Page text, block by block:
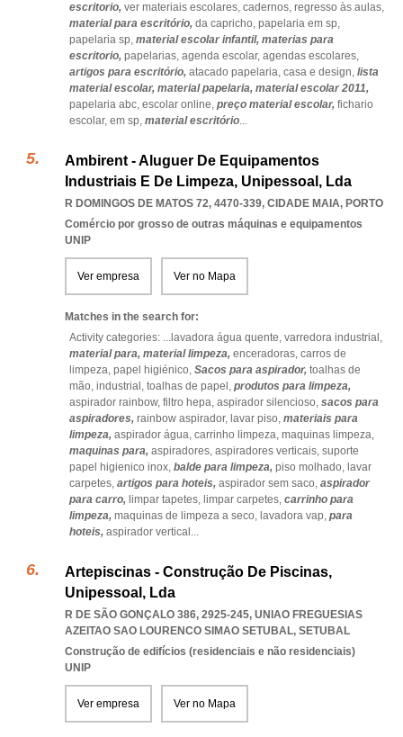
escritorio, ver materiais escolares, cadernos, regresso às aulas,
material para escritório, da capricho, papelaria em sp,
papelaria sp, material escolar infantil, materias para
escritorio, papelarias, agenda escolar, agendas escolares,
artigos para escritório, atacado papelaria, casa e design, lista
material escolar, material papelaria, material escolar 2011,
papelaria abc, escolar online, preço material escolar, fichario
escolar, em sp, material escritório...
Ambirent - Aluguer De Equipamentos
Industriais E De Limpeza, Unipessoal, Lda
R DOMINGOS DE MATOS 72, 4470-339, CIDADE MAIA, PORTO
Comércio por grosso de outras máquinas e equipamentos
UNIP
Ver empresa Ver no Mapa
Matches in the search for:
Activity categories: ... lavadora água quente, varredora industrial,
material para, material limpeza, enceradoras, carros de
limpeza, papel higiénico, Sacos para aspirador, toalhas de
mão, industrial, toalhas de papel, produtos para limpeza,
aspirador rainbow, filtro hepa, aspirador silencioso, sacos para
aspiradores, rainbow aspirador, lavar piso, materiais para
limpeza, aspirador água, carrinho limpeza, maquinas limpeza,
maquinas para, aspiradores, aspiradores verticais, suporte
papel higienico inox, balde para limpeza, piso molhado, lavar
carpetes, artigos para hoteis, aspirador sem saco, aspirador
para carro, limpar tapetes, limpar carpetes, carrinho para
limpeza, maquinas de limpeza a seco, lavadora vap, para
hoteis, aspirador vertical ...
Artepiscinas - Construção De Piscinas,
Unipessoal, Lda
R DE SÃO GONÇALO 386, 2925-245, UNIAO FREGUESIAS
AZEITAO SAO LOURENCO SIMAO SETUBAL, SETUBAL
Construção de edifícios (residenciais e não residenciais)
UNIP
Ver empresa Ver no Mapa